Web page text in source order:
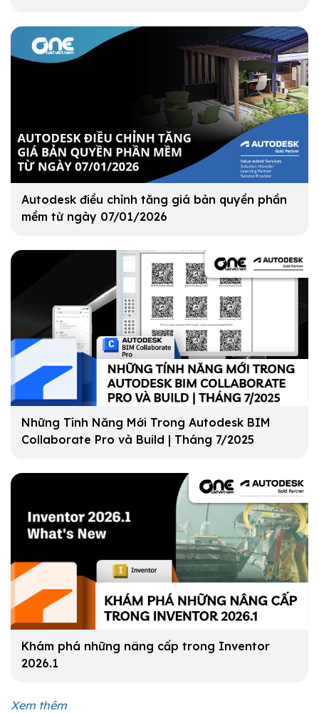
Autodesk điều chỉnh tăng giá bản quyền phần
mềm từ ngày 07/01/2026
Những Tính Năng Mới Trong Autodesk BIM
Collaborate Pro và Build | Tháng 7/2025
Khám phá những nâng cấp trong Inventor
2026.1
Xem thêm